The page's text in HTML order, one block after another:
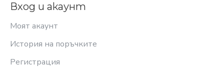
Вход и акаунт
Моят акаунт
История на поръчките
Регистрация